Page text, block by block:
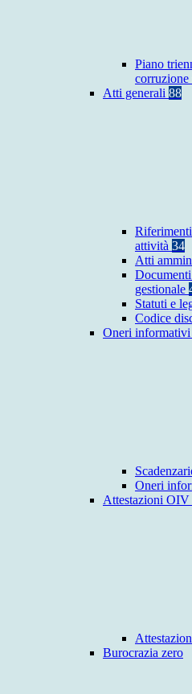
Piano
corruzione
Atti generali 88
attività 34
Atti
gestionale
Statuti e
Codice
Oneri informativi
Oneri
Attestazioni OIV
Burocrazia zero